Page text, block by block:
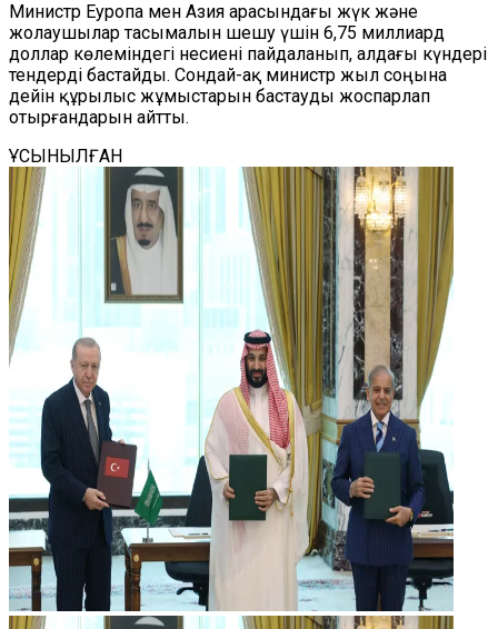
Министр Еуропа мен Азия арасындағы жүк және
жолаушылар тасымалын шешу үшін 6,75 миллиард
доллар көлеміндегі несиені пайдаланып, алдағы күндері
тендерді бастайды. Сондай-ақ министр жыл соңына
дейін құрылыс жұмыстарын бастауды жоспарлап
отырғандарын айтты.
ҰСЫНЫЛҒАН